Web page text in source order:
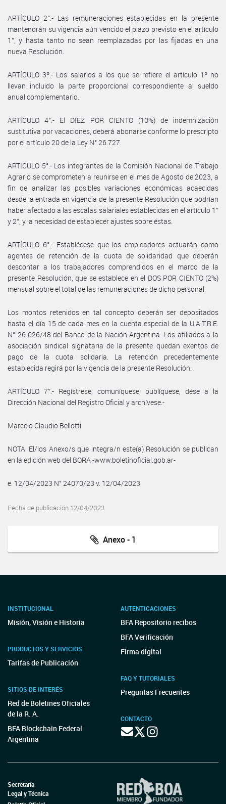
ARTÍCULO 2°.- Las remuneraciones establecidas en la presente
mantendrán su vigencia aún vencido el plazo previsto en el artículo
1°, y hasta tanto no sean reemplazadas por las fijadas en una
nueva Resolución.
ARTÍCULO 3º.- Los salarios a los que se refiere el artículo 1º no
llevan incluido la parte proporcional correspondiente al sueldo
anual complementario.
ARTÍCULO 4°.- El DIEZ POR CIENTO (10%) de indemnización
sustitutiva por vacaciones, deberá abonarse conforme lo prescripto
por el artículo 20 de la Ley N° 26.727.
ARTICULO 5°.- Los integrantes de la Comisión Nacional de Trabajo
Agrario se comprometen a reunirse en el mes de Agosto de 2023, a
fin de analizar las posibles variaciones económicas acaecidas
desde la entrada en vigencia de la presente Resolución que podrían
haber afectado a las escalas salariales establecidas en el artículo 1°
y 2°, y la necesidad de establecer ajustes sobre éstas.
ARTÍCULO 6°.- Establécese que los empleadores actuarán como
agentes de retención de la cuota de solidaridad que deberán
descontar a los trabajadores comprendidos en el marco de la
presente Resolución, que se establece en el DOS POR CIENTO (2%)
mensual sobre el total de las remuneraciones de dicho personal.
Los montos retenidos en tal concepto deberán ser depositados
hasta el día 15 de cada mes en la cuenta especial de la U.A.T.R.E.
N° 26-026/48 del Banco de la Nación Argentina. Los afiliados a la
asociación sindical signataria de la presente quedan exentos de
pago de la cuota solidaria. La retención precedentemente
establecida regirá por la vigencia de la presente Resolución.
ARTÍCULO 7°.- Regístrese, comuníquese, publíquese, dése a la
Dirección Nacional del Registro Oficial y archívese.-
Marcelo Claudio Bellotti
NOTA: El/los Anexo/s que integra/n este(a) Resolución se publican
en la edición web del BORA -www.boletinoficial.gob.ar-
e. 12/04/2023 N° 24070/23 v. 12/04/2023
Fecha de publicación 12/04/2023
Anexo - 1
INSTITUCIONAL
Misión, Visión e Historia
PRODUCTOS Y SERVICIOS
Tarifas de Publicación
SITIOS DE INTERÉS
Red de Boletines Oficiales
de la R. A.
BFA Blockchain Federal
Argentina
AUTENTICACIONES
BFA Repositorio recibos
BFA Verificación
Firma digital
FAQ Y TUTORIALES
Preguntas Frecuentes
CONTACTO
Secretaría
Legal y Técnica